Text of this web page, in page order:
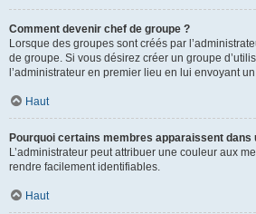
Comment devenir chef de groupe ?
Lorsque des groupes sont créés par
de groupe. Si vous désirez créer un groupe
l’administrateur en premier lieu en lui envoyant
Haut
Pourquoi certains membres apparaissent dans
L’administrateur peut attribuer une couleur aux
rendre facilement identifiables.
Haut